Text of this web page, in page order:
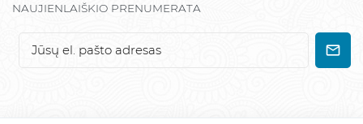
NAUJIENLAIŠKIO PRENUMERATA